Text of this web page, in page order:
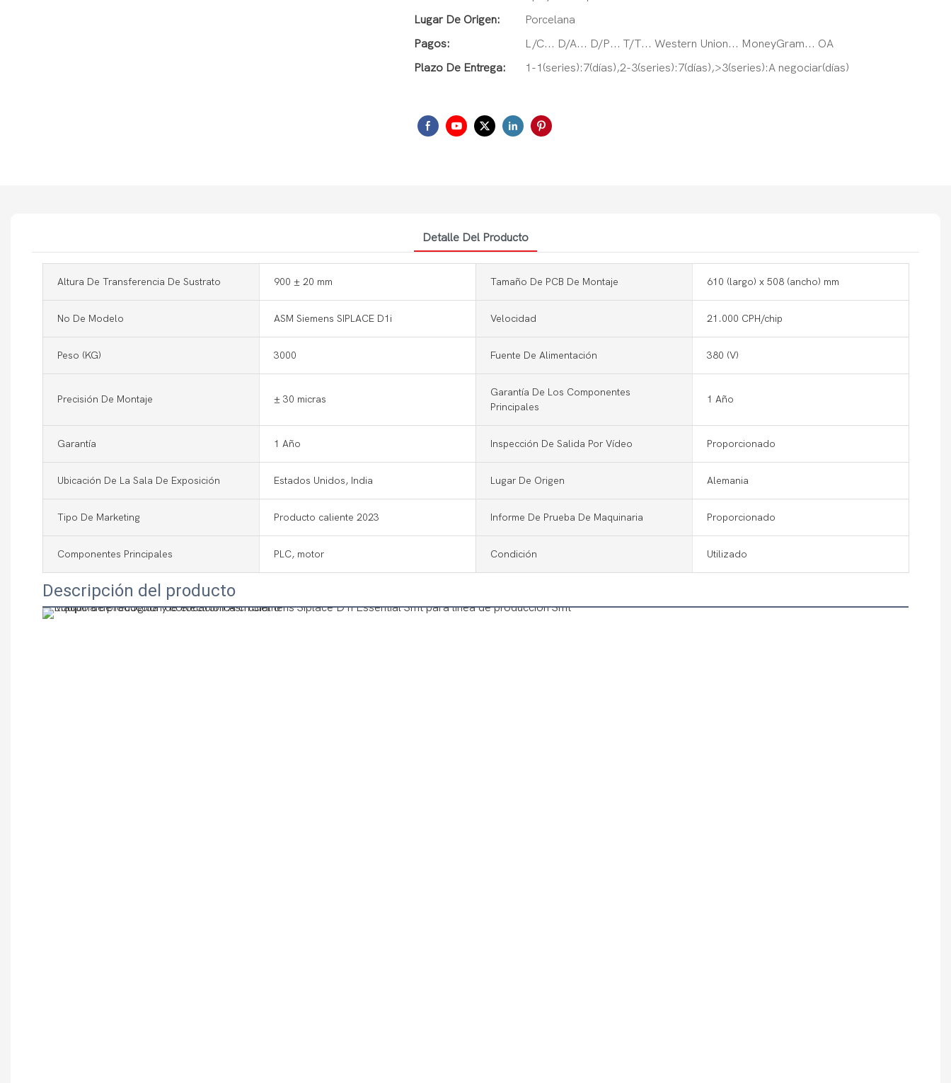
Lugar De Origen:
Porcelana
Pagos:
L/C... D/A... D/P... T/T... Western Union... MoneyGram... OA
Plazo De Entrega:
1-1(series):7(días),2-3(series):7(días),>3(series):A negociar(días)
Detalle Del Producto
Altura De Transferencia De Sustrato 900 ± 20 mm Tamaño De PCB De Montaje 610 (largo) x 508 (ancho) mm
No De Modelo ASM Siemens SIPLACE D1i Velocidad 21.000 CPH/chip
Peso (KG) 3000 Fuente De Alimentación 380 (V)
Precisión De Montaje ± 30 micras
Garantía De Los Componentes
Principales
1 Año
Garantía 1 Año Inspección De Salida Por Vídeo Proporcionado
Ubicación De La Sala De Exposición Estados Unidos, India Lugar De Origen Alemania
Tipo De Marketing Producto caliente 2023 Informe De Prueba De Maquinaria Proporcionado
Componentes Principales PLC, motor Condición Utilizado
Descripción del producto